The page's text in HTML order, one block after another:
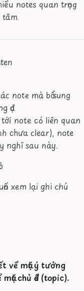
notes quan trọng
tâm.
note mà bổ sung
note có liên quan
chưa clear), note
nghĩ sau này.
xem lại ghi chú
về mặt ý tưởng
chủ đề (topic).